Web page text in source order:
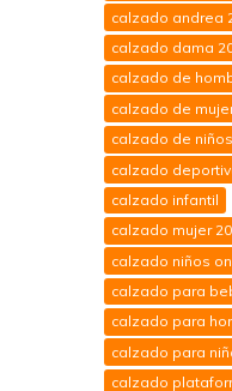
calzado andrea
calzado dama
calzado de
calzado de
calzado de niños
calzado
calzado infantil
calzado mujer
calzado niños
calzado para
calzado para
calzado para
calzado